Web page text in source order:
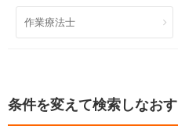
作業療法士
条件を変えて検索しなおす